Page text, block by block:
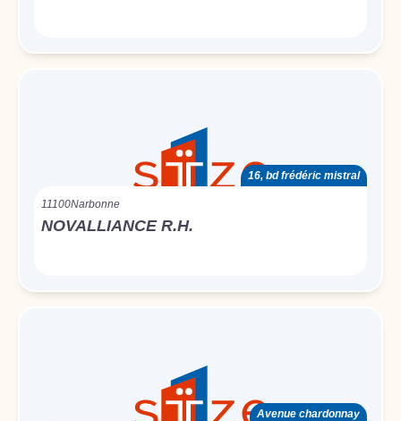
16, bd frédéric mistral
11100Narbonne
NOVALLIANCE R.H.
Avenue chardonnay